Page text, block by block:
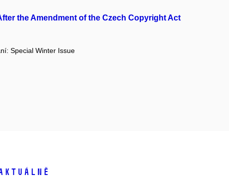
the Amendment of the Czech Copyright Act
Special Winter Issue